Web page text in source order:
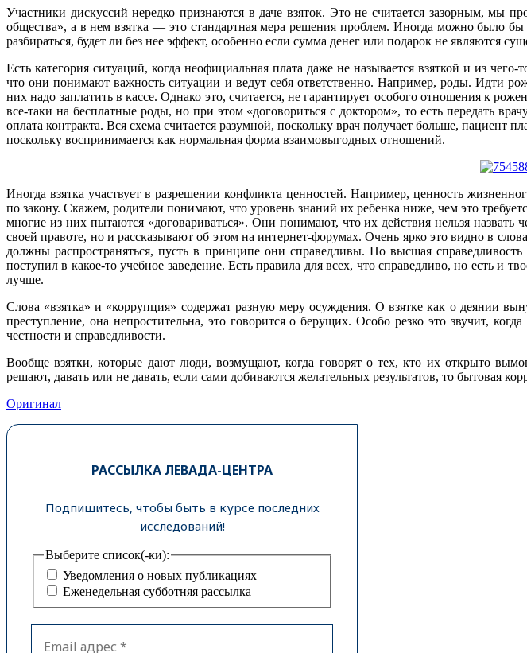
Участники дискуссий нередко признаются в даче взяток. Это не считается зазорным,
общества», а в нем взятка — это стандартная мера решения проблем. Иногда можно было
разбираться, будет ли без нее эффект, особенно если сумма денег или подарок не являются
Есть категория ситуаций, когда неофициальная плата даже не называется взяткой и из
что они понимают важность ситуации и ведут себя ответственно. Например, роды. Идти
них надо заплатить в кассе. Однако это, считается, не гарантирует особого отношения к
все-таки на бесплатные роды, но при этом «договориться с доктором», то есть передать
оплата контракта. Вся схема считается разумной, поскольку врач получает больше, пациент
поскольку воспринимается как нормальная форма взаимовыгодных отношений.
Иногда взятка участвует в разрешении конфликта ценностей. Например, ценность
по закону. Скажем, родители понимают, что уровень знаний их ребенка ниже, чем это
многие из них пытаются «договариваться». Они понимают, что их действия нельзя
своей правоте, но и рассказывают об этом на интернет-форумах. Очень ярко это видно в
должны распространяться, пусть в принципе они справедливы. Но высшая
поступил в какое-то учебное заведение. Есть правила для всех, что справедливо, но есть и
лучше.
Слова «взятка» и «коррупция» содержат разную меру осуждения. О взятке как о деянии
преступление, она непростительна, это говорится о берущих. Особо резко это звучит,
честности и справедливости.
Вообще взятки, которые дают люди, возмущают, когда говорят о тех, кто их открыто
решают, давать или не давать, если сами добиваются желательных результатов, то бытовая
Оригинал
РАССЫЛКА ЛЕВАДА-ЦЕНТРА
Подпишитесь, чтобы быть в курсе последних
исследований!
Выберите список(-ки):
Уведомления о новых публикациях
Еженедельная субботняя рассылка